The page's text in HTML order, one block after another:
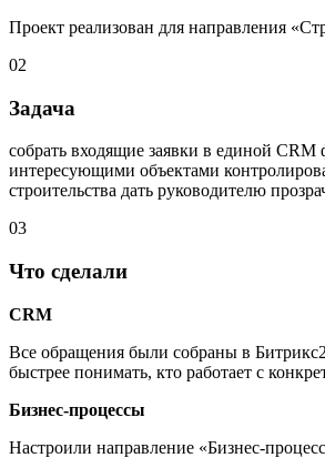
Проект реализован для направления
02
Задача
собрать входящие заявки в единой
интересующими объектами
строительства дать руководителю
03
Что сделали
CRM
Все обращения были собраны в
быстрее понимать, кто работает с
Бизнес-процессы
Настроили направление «Бизнес-